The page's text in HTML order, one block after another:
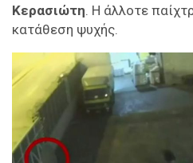
Κερασιώτη. Η άλλοτε
κατάθεση ψυχής.